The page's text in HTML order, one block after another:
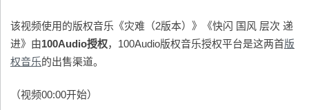
该视频使用的版权音乐《灾难（2版本）》《快闪 国风 层次 递
进》由100Audio授权，100Audio版权音乐授权平台是这两首版
权音乐的出售渠道。
（视频00:00开始）